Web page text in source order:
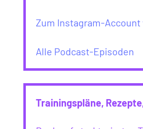
Zum Instagram-Account
Alle Podcast-Episoden
Trainingspläne,